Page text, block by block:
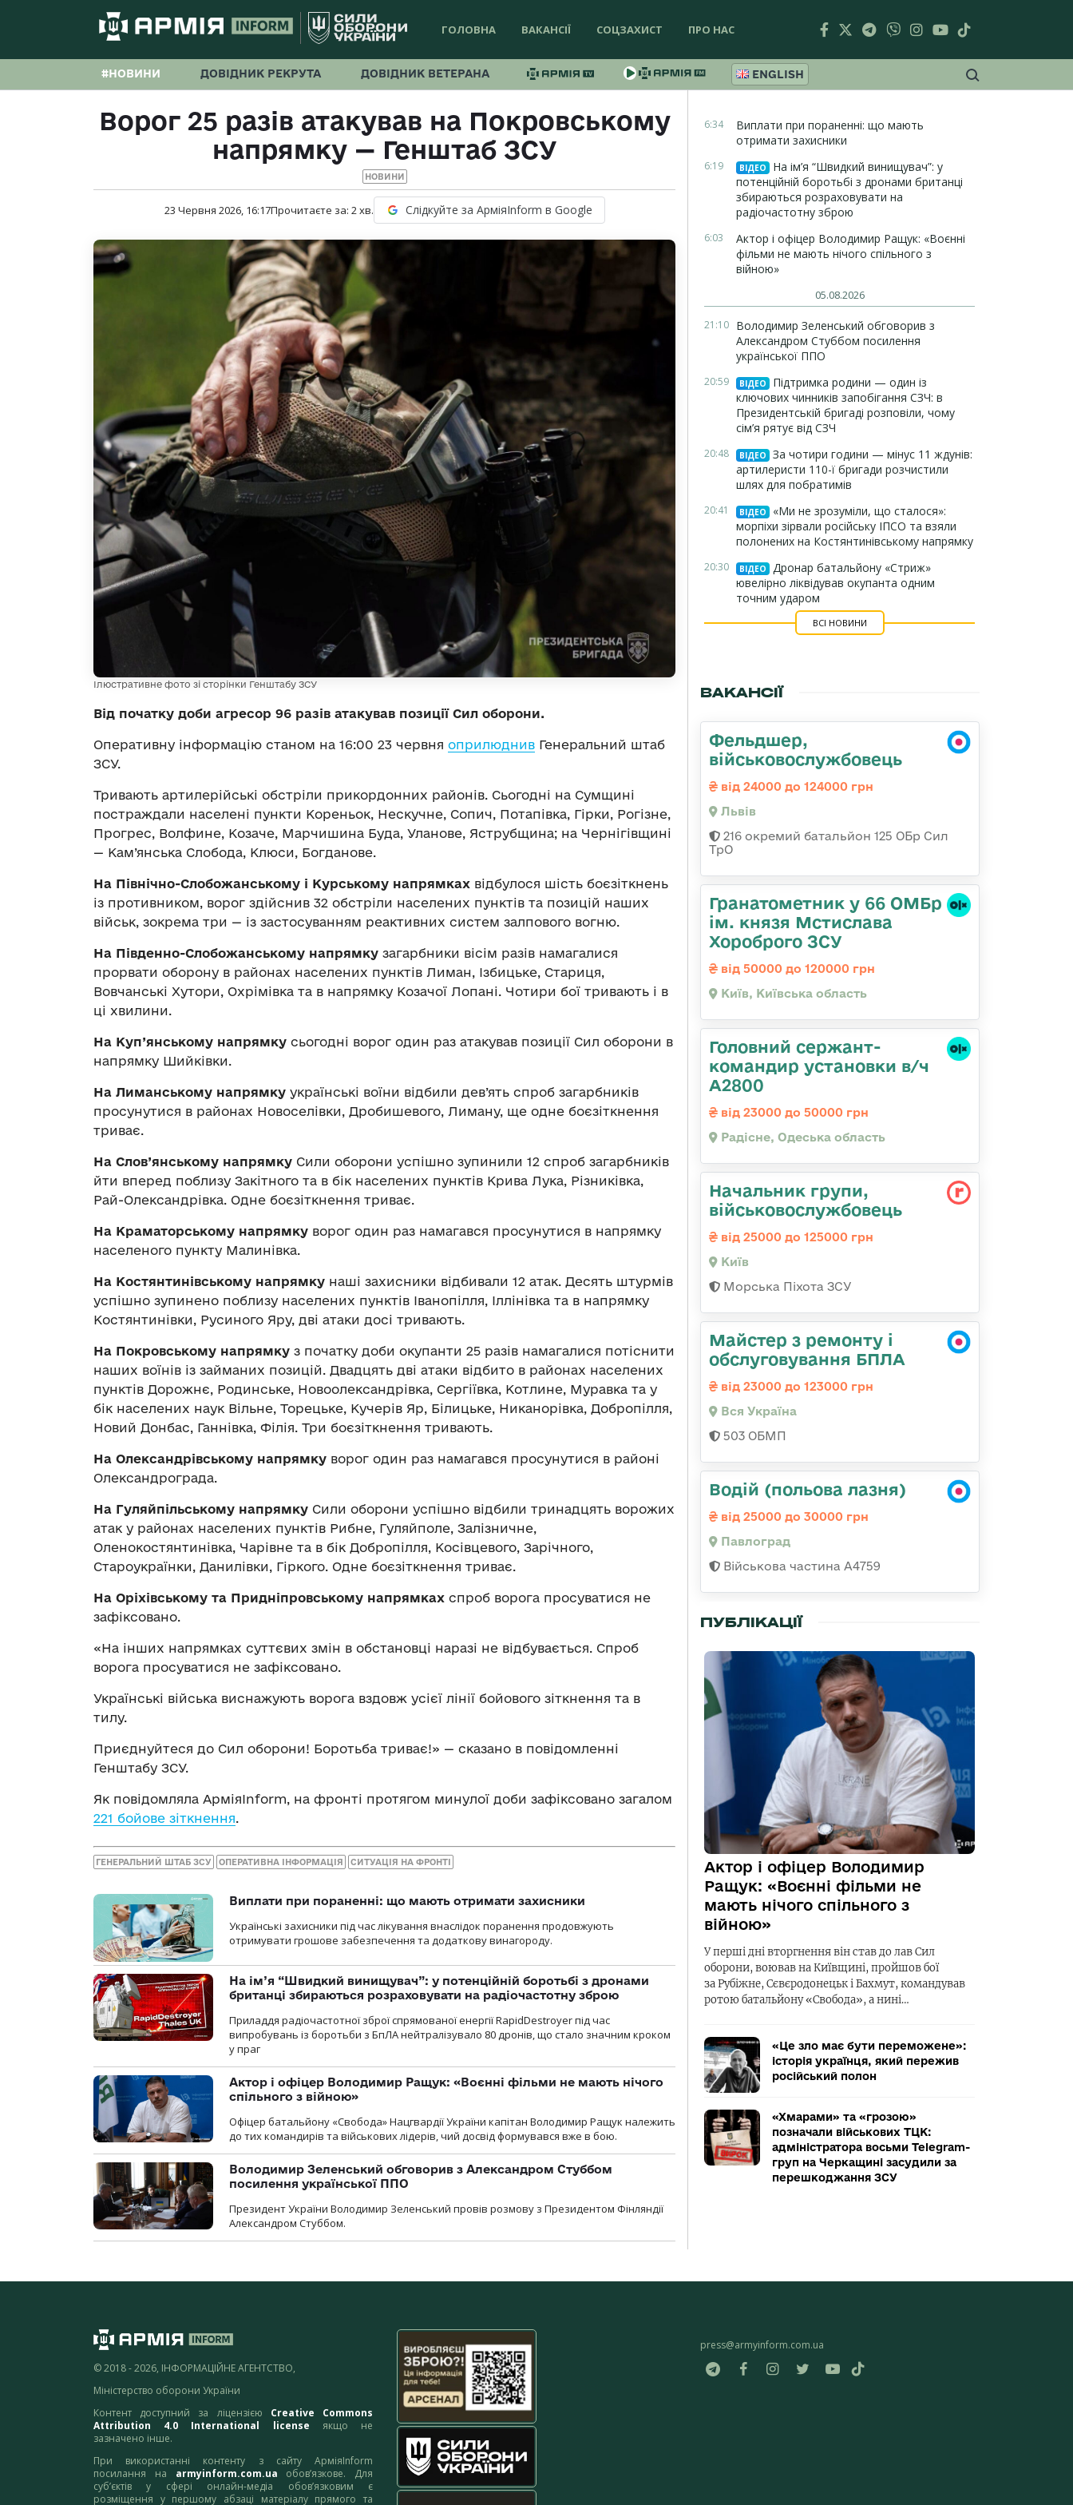
ГОЛОВНА ВАКАНСІЇ СОЦЗАХИСТ ПРО НАС
#НОВИНИ ДОВІДНИК РЕКРУТА ДОВІДНИК ВЕТЕРАНА ENGLISH
Ворог 25 разів атакував на Покровському
напрямку — Генштаб ЗСУ
НОВИНИ
23 Червня 2026, 16:17Прочитаєте за: 2хв. Слідкуйте за АрміяInform в Google
Ілюстративне фото зі сторінки Генштабу ЗСУ
Від початку доби агресор 96 разів атакував позиції Сил оборони.
Оперативну інформацію станом на 16:00 23 червня оприлюднив Генеральний штаб
ЗСУ.
Тривають артилерійські обстріли прикордонних районів. Сьогодні на Сумщині
постраждали населені пункти Кореньок, Нескучне, Сопич, Потапівка, Гірки, Рогізне,
Прогрес, Волфине, Козаче, Марчишина Буда, Уланове, Яструбщина; на Чернігівщині
— Кам’янська Слобода, Клюси, Богданове.
На Північно-Слобожанському і Курському напрямках відбулося шість боєзіткнень
із противником, ворог здійснив 32 обстріли населених пунктів та позицій наших
військ, зокрема три — із застосуванням реактивних систем залпового вогню.
На Південно-Слобожанському напрямку загарбники вісім разів намагалися
прорвати оборону в районах населених пунктів Лиман, Ізбицьке, Стариця,
Вовчанські Хутори, Охрімівка та в напрямку Козачої Лопані. Чотири бої тривають і в
ці хвилини.
На Куп’янському напрямку сьогодні ворог один раз атакував позиції Сил оборони в
напрямку Шийківки.
На Лиманському напрямку українські воїни відбили дев’ять спроб загарбників
просунутися в районах Новоселівки, Дробишевого, Лиману, ще одне боєзіткнення
триває.
На Слов’янському напрямку Сили оборони успішно зупинили 12 спроб загарбників
йти вперед поблизу Закітного та в бік населених пунктів Крива Лука, Різниківка,
Рай-Олександрівка. Одне боєзіткнення триває.
На Краматорському напрямку ворог один раз намагався просунутися в напрямку
населеного пункту Малинівка.
На Костянтинівському напрямку наші захисники відбивали 12 атак. Десять штурмів
успішно зупинено поблизу населених пунктів Іванопілля, Іллінівка та в напрямку
Костянтинівки, Русиного Яру, дві атаки досі тривають.
На Покровському напрямку з початку доби окупанти 25 разів намагалися потіснити
наших воїнів із займаних позицій. Двадцять дві атаки відбито в районах населених
пунктів Дорожнє, Родинське, Новоолександрівка, Сергіївка, Котлине, Муравка та у
бік населених наук Вільне, Торецьке, Кучерів Яр, Білицьке, Никанорівка, Добропілля,
Новий Донбас, Ганнівка, Філія. Три боєзіткнення тривають.
На Олександрівському напрямку ворог один раз намагався просунутися в районі
Олександрограда.
На Гуляйпільському напрямку Сили оборони успішно відбили тринадцять ворожих
атак у районах населених пунктів Рибне, Гуляйполе, Залізничне,
Оленокостянтинівка, Чарівне та в бік Добропілля, Косівцевого, Зарічного,
Староукраїнки, Данилівки, Гіркого. Одне боєзіткнення триває.
На Оріхівському та Придніпровському напрямках спроб ворога просуватися не
зафіксовано.
«На інших напрямках суттєвих змін в обстановці наразі не відбувається. Спроб
ворога просуватися не зафіксовано.
Українські війська виснажують ворога вздовж усієї лінії бойового зіткнення та в
тилу.
Приєднуйтеся до Сил оборони! Боротьба триває!» — сказано в повідомленні
Генштабу ЗСУ.
Як повідомляла АрміяInform, на фронті протягом минулої доби зафіксовано загалом
221 бойове зіткнення.
ГЕНЕРАЛЬНИЙ ШТАБ ЗСУ ОПЕРАТИВНА ІНФОРМАЦІЯ СИТУАЦІЯ НА ФРОНТІ
Виплати при пораненні: що мають отримати захисники
Українські захисники під час лікування внаслідок поранення продовжують
отримувати грошове забезпечення та додаткову винагороду.
На ім’я “Швидкий винищувач”: у потенційній боротьбі з дронами
британці збираються розраховувати на радіочастотну зброю
Приладдя радіочастотної зброї спрямованої енергії RapidDestroyer під час
випробувань із боротьби з БпЛА нейтралізувало 80 дронів, що стало значним кроком
у праг
Актор і офіцер Володимир Ращук: «Воєнні фільми не мають нічого
спільного з війною»
Офіцер батальйону «Свобода» Нацгвардії України капітан Володимир Ращук належить
до тих командирів та військових лідерів, чий досвід формувався вже в бою.
Володимир Зеленський обговорив з Александром Стуббом
посилення української ППО
Президент України Володимир Зеленський провів розмову з Президентом Фінляндії
Александром Стуббом.
6:34
Виплати при пораненні: що мають
отримати захисники
6:19 ВІДЕО
На ім’я “Швидкий винищувач”: у
потенційній боротьбі з дронами британці
збираються розраховувати на
радіочастотну зброю
6:03
Актор і офіцер Володимир Ращук: «Воєнні
фільми не мають нічого спільного з
війною»
05.08.2026
21:10 Володимир Зеленський обговорив з
Александром Стуббом посилення
української ППО
20:59 ВІДЕО
Підтримка родини — один із
ключових чинників запобігання СЗЧ: в
Президентській бригаді розповіли, чому
сім’я рятує від СЗЧ
20:48 ВІДЕО
За чотири години — мінус 11 ждунів:
артилеристи 110-ї бригади розчистили
шлях для побратимів
20:41 ВІДЕО
«Ми не зрозуміли, що сталося»:
морпіхи зірвали російську ІПСО та взяли
полонених на Костянтинівському напрямку
20:30 ВІДЕО
Дронар батальйону «Стриж»
ювелірно ліквідував окупанта одним
точним ударом
ВСІ НОВИНИ
ВАКАНСІЇ
Фельдшер,
військовослужбовець
від 24000 до 124000 грн
Львів
216 окремий батальйон 125 ОБр Сил
ТрО
Гранатометник у 66 ОМБр
ім. князя Мстислава
Хороброго ЗСУ
від 50000 до 120000 грн
Київ, Київська область
Головний сержант-
командир установки в/ч
А2800
від 23000 до 50000 грн
Радісне, Одеська область
Начальник групи,
військовослужбовець
від 25000 до 125000 грн
Київ
Морська Піхота ЗСУ
Майстер з ремонту і
обслуговування БПЛА
від 23000 до 123000 грн
Вся Україна
503 ОБМП
Водій (польова лазня)
від 25000 до 30000 грн
Павлоград
Військова частина А4759
ПУБЛІКАЦІЇ
Актор і офіцер Володимир
Ращук: «Воєнні фільми не
мають нічого спільного з
війною»
У перші дні вторгнення він став до лав Сил
оборони, воював на Київщині, пройшов бої
за Рубіжне, Сєвєродонецьк і Бахмут, командував
ротою батальйону «Свобода», а нині…
«Це зло має бути переможене»:
історія українця, який пережив
російський полон
«Хмарами» та «грозою»
позначали військових ТЦК:
адміністратора восьми Telegram-
груп на Черкащині засудили за
перешкоджання ЗСУ
© 2018 - 2026, ІНФОРМАЦІЙНЕ АГЕНТСТВО,
Міністерство оборони України
Контент доступний за ліцензією Creative Commons
Attribution 4.0 International license якщо не
зазначено інше.
При використанні контенту з сайту АрміяInform
посилання на armyinform.com.ua обов’язкове. Для
суб’єктів у сфері онлайн-медіа обов’язковим є
розміщення у першому абзаці матеріалу прямого та
press@armyinform.com.ua